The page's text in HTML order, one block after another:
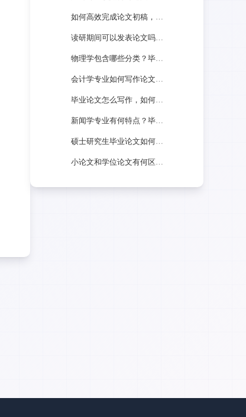
如何高效完成论文初稿，四种方法教会你
读研期间可以发表论文吗？能否用FreeCheck查重？
物理学包含哪些分类？毕业论文如何选题？
会计学专业如何写作论文？有何技巧？
毕业论文怎么写作，如何选择合适的查重系统？
新闻学专业有何特点？毕业论文怎么写？
硕士研究生毕业论文如何选题，有何技巧？
小论文和学位论文有何区别？研究生必看！